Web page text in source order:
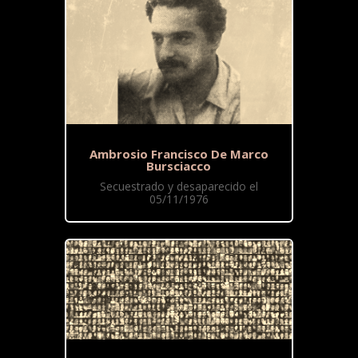
Ambrosio Francisco De Marco
Bursciacco
Secuestrado y desaparecido el
05/11/1976